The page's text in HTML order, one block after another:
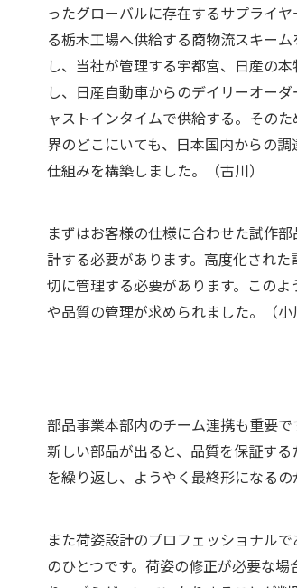
ったグローバルに存在するサプライ
る栃木工場へ供給する商物流スキー
し、当社が管理する宇都宮、日産の
し、日産自動車からのデイリーオー
ャストインタイムで供給する。その
界のどこにいても、日本国内からの
仕組みを構築しました。（古川）
まずはお客様の仕様に合わせた試作
計する必要があります。高度化され
切に管理する必要があります。この
や品質の管理が求められました。（小
部品事業本部内のチーム連携も重要
新しい部品が出ると、品質を保証す
を繰り返し、ようやく最終形になる
また荷姿設計のプロフェッショナル
のひとつです。荷姿の修正が必要な